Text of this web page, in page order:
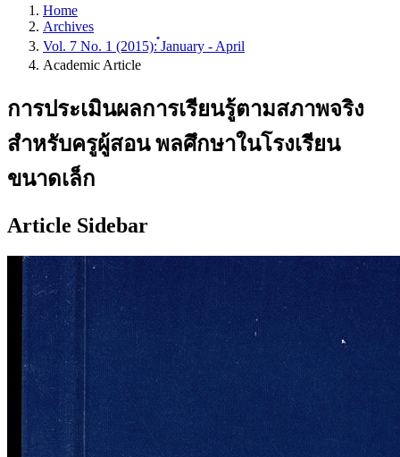
Home
Archives
Vol. 7 No. 1 (2015): ๋January - April
Academic Article
การประเมินผลการเรียนรู้ตามสภาพจริง
สําหรับครูผู้สอน พลศึกษาในโรงเรียน
ขนาดเล็ก
Article Sidebar